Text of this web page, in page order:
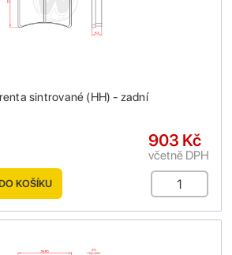
sintrované (HH) - zadní
903 Kč
včetně DPH
KOŠÍKU